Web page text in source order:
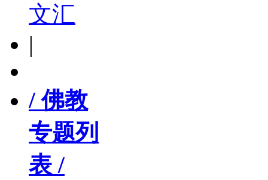
文汇
|
/ 佛教
专题列
表 /